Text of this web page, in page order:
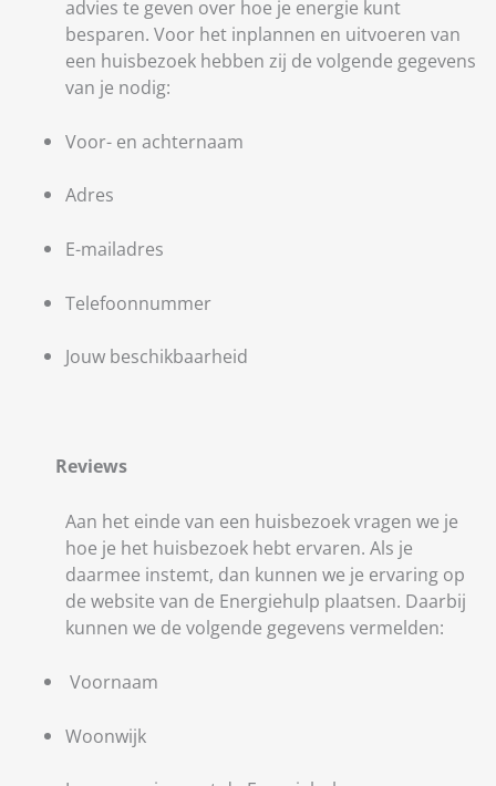
advies te geven over hoe je energie kunt
besparen. Voor het inplannen en uitvoeren van
een huisbezoek hebben zij de volgende gegevens
van je nodig:
Voor- en achternaam
Adres
E-mailadres
Telefoonnummer
Jouw beschikbaarheid
Reviews
Aan het einde van een huisbezoek vragen we je
hoe je het huisbezoek hebt ervaren. Als je
daarmee instemt, dan kunnen we je ervaring op
de website van de Energiehulp plaatsen. Daarbij
kunnen we de volgende gegevens vermelden:
Voornaam
Woonwijk